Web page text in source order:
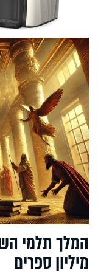
המלך תלמי
מיליון ספרים